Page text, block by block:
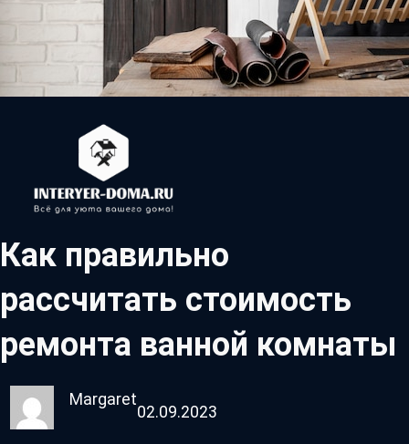
Как правильно
рассчитать стоимость
ремонта ванной комнаты
Margaret
02.09.2023